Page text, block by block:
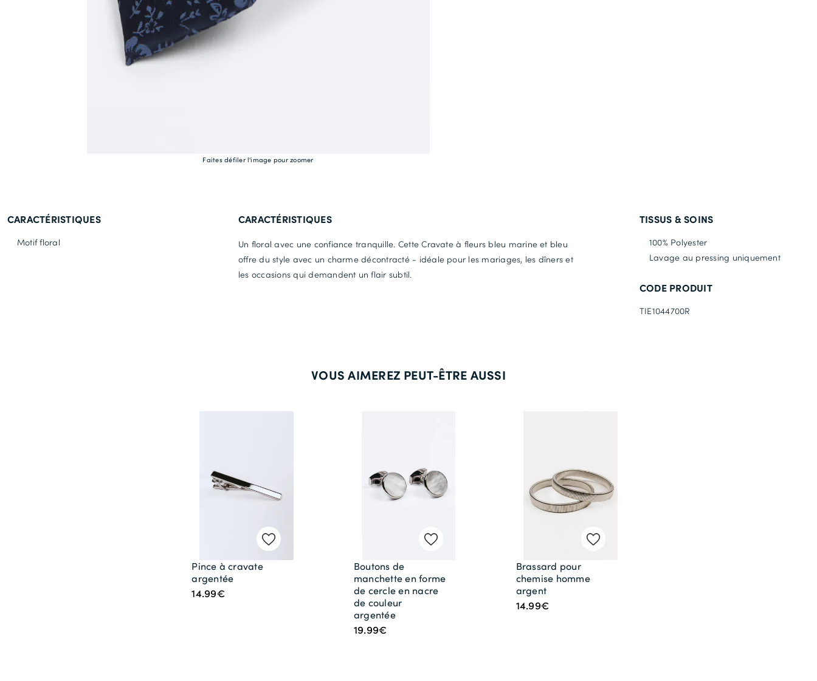
Faites défiler l'image pour zoomer
CARACTÉRISTIQUES
Motif floral
CARACTÉRISTIQUES
Un floral avec une confiance tranquille. Cette Cravate à fleurs bleu marine et bleu
offre du style avec un charme décontracté - idéale pour les mariages, les dîners et
les occasions qui demandent un flair subtil.
TISSUS & SOINS
100% Polyester
Lavage au pressing uniquement
CODE PRODUIT
TIE1044700R
VOUS AIMEREZ PEUT-ÊTRE AUSSI
Pince à cravate
argentée
14.99€
Boutons de
manchette en forme
de cercle en nacre
de couleur
argentée
19.99€
Brassard pour
chemise homme
argent
14.99€